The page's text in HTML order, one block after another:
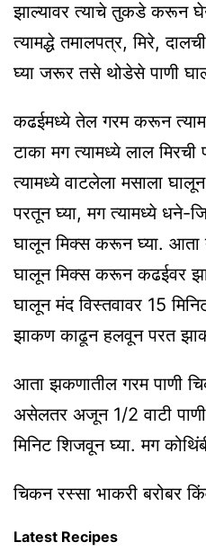
झाल्यावर त्याचे तुकडे करून
त्यामद्धे तमालपत्र, मिरे,
घ्या जरूर तसे थोडेसे पाणी
कढईमध्ये तेल गरम करून
टाका मग त्यामध्ये लाल
त्यामध्ये वाटलेला मसाला
परतून घ्या, मग त्यामध्ये धने-
घालून मिक्स करून घ्या. आता
घालून मिक्स करून कढईवर
घालून मंद विस्तवावर 15
झाकण काढून हलवून परत
आता झकणातील गरम पाणी
असेलतर अजून 1/2 वाटी
मिनिट शिजवून घ्या. मग
चिकन रस्सा भाकरी बरोबर
Latest Recipes